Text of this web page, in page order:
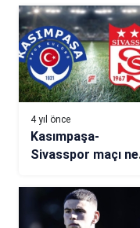
4 yıl önce
Kasımpaşa-
Sivasspor maçı ne
hangi kanalda? (İlk
11’ler)